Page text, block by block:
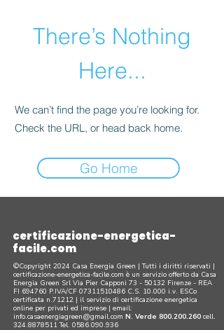
There’s Nothing
Here...
We can’t find the page you’re looking for.
Check the URL, or head back home.
Go Home
certificazione-energetica-
facile.com
©Copyright 2024 Casa Energia Green | Tutti i diritti riservati |
certificazione-energetica-facile.com è un servizio offerto da Casa
Energia Green Srl Via Pier Capponi 73 - 50132 Firenze - REA
FI 694760 P.IVA/CF 07311510486 C.S. 10.000 i.v. ESCo
certificata n.71212 | il servizio di certificazione energetica
online per privati ed imprese | email:
info.casaenergiagreen@gmail.com N. Verde 800.200.260 cell.
324.8878511Tel. 0586.090.936